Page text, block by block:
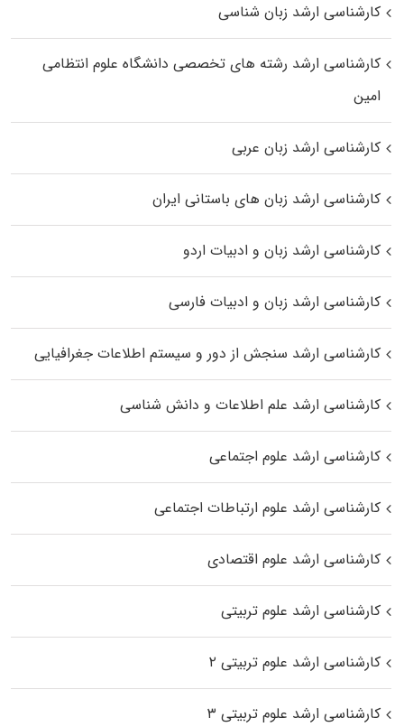
کارشناسی ارشد زبان شناسی
کارشناسی ارشد رﺷﺘﻪ ﻫﺎی تخصصی داﻧﺸﮕﺎه ﻋﻠﻮم انتظامی
اﻣﻴﻦ
کارشناسی ارشد زبان عربی
کارشناسی ارشد زبان‌ های باستانی ایران
کارشناسی ارشد زبان و ادبیات اردو
کارشناسی ارشد زبان و ادبیات فارسی
کارشناسی ارشد سنجش از دور و سیستم اطلاعات جغرافیایی
کارشناسی ارشد علم اطلاعات و دانش شناسی
کارشناسی ارشد علوم اجتماعی
کارشناسی ارشد علوم ارتباطات اجتماعی
کارشناسی ارشد علوم اقتصادی
کارشناسی ارشد علوم تربیتی
کارشناسی ارشد علوم تربیتی ۲
کارشناسی ارشد علوم تربیتی ۳